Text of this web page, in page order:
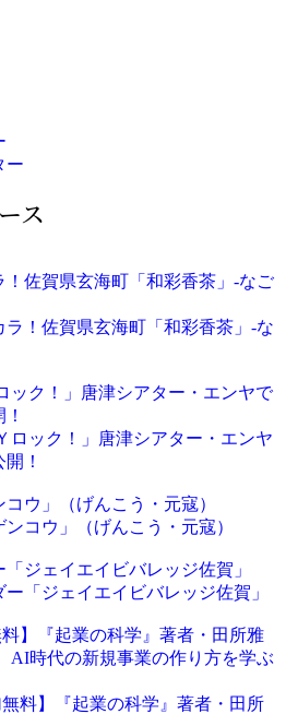
ス
！佐賀県玄海町「和彩香茶」-なご
ック！」唐津シアター・エンヤで
ウ」（げんこう・元寇）
ジェイエイビバレッジ佐賀」
料】『起業の科学』著者・田所雅
AI時代の新規事業の作り方を学ぶ